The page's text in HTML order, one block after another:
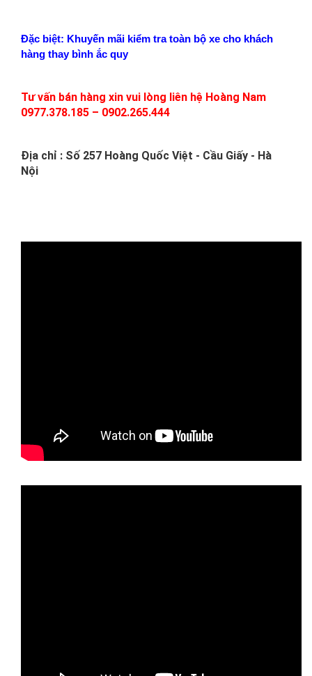
Đặc biệt: Khuyến mãi kiểm tra toàn bộ xe cho khách
hàng thay bình ắc quy
Tư vấn bán hàng xin vui lòng liên hệ Hoàng Nam
0977.378.185 – 0902.265.444
Địa chỉ : Số 257 Hoàng Quốc Việt - Cầu Giấy - Hà
Nội